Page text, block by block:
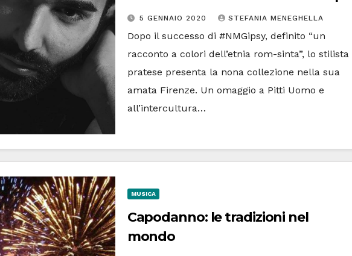
5 GENNAIO 2020 STEFANIA MENEGHELLA
Dopo il successo di #NMGipsy, definito “un
racconto a colori dell’etnia rom-sinta”, lo stilista
pratese presenta la nona collezione nella sua
amata Firenze. Un omaggio a Pitti Uomo e
all’intercultura…
MUSICA
Capodanno: le tradizioni nel
mondo